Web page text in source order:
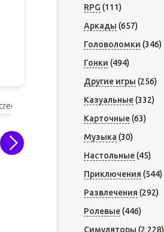
RPG (111)
Аркады (657)
Головоломки (346)
Гонки (494)
Другие игры (256)
Казуальные(332)
Карточные(63)
Музыка (30)
Настольные(45)
Приключения (544)
Развлечения (292)
Ролевые(446)
Симуляторы (2 228)